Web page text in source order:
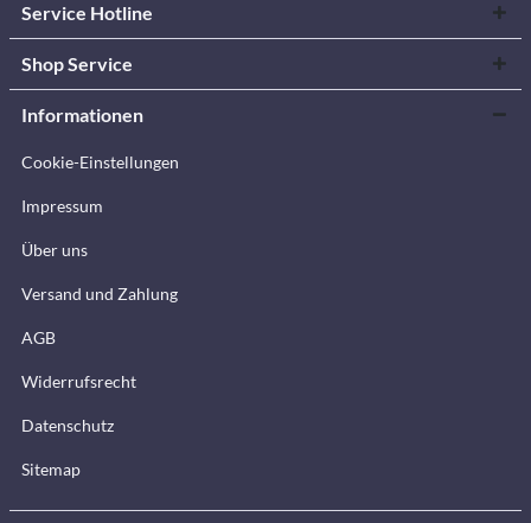
Service Hotline
Shop Service
Informationen
Cookie-Einstellungen
Impressum
Über uns
Versand und Zahlung
AGB
Widerrufsrecht
Datenschutz
Sitemap